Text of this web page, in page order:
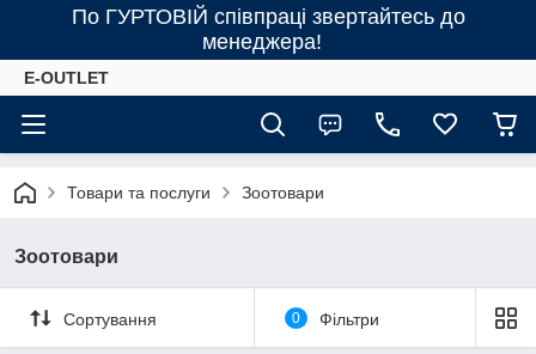
По ГУРТОВІЙ співпраці звертайтесь до
менеджера!
E-OUTLET
Товари та послуги Зоотовари
Зоотовари
Сортування 0 Фільтри